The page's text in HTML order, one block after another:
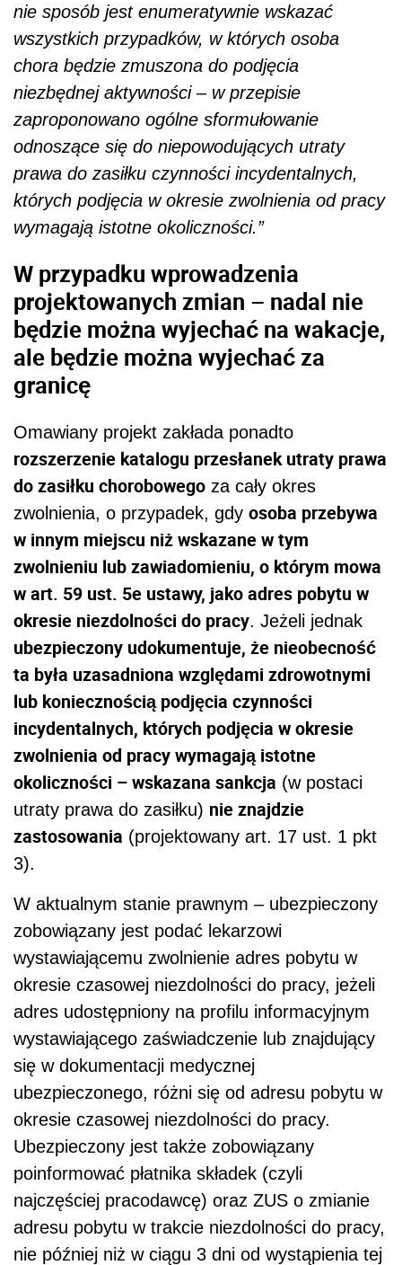
nie sposób jest enumeratywnie wskazać
wszystkich przypadków, w których osoba
chora będzie zmuszona do podjęcia
niezbędnej aktywności – w przepisie
zaproponowano ogólne sformułowanie
odnoszące się do niepowodujących utraty
prawa do zasiłku czynności incydentalnych,
których podjęcia w okresie zwolnienia od pracy
wymagają istotne okoliczności.”
W przypadku wprowadzenia
projektowanych zmian – nadal nie
będzie można wyjechać na wakacje,
ale będzie można wyjechać za
granicę
Omawiany projekt zakłada ponadto
rozszerzenie katalogu przesłanek utraty prawa
do zasiłku chorobowego za cały okres
zwolnienia, o przypadek, gdy osoba przebywa
w innym miejscu niż wskazane w tym
zwolnieniu lub zawiadomieniu, o którym mowa
w art. 59 ust. 5e ustawy, jako adres pobytu w
okresie niezdolności do pracy. Jeżeli jednak
ubezpieczony udokumentuje, że nieobecność
ta była uzasadniona względami zdrowotnymi
lub koniecznością podjęcia czynności
incydentalnych, których podjęcia w okresie
zwolnienia od pracy wymagają istotne
okoliczności – wskazana sankcja (w postaci
utraty prawa do zasiłku) nie znajdzie
zastosowania (projektowany art. 17 ust. 1 pkt
3).
W aktualnym stanie prawnym – ubezpieczony
zobowiązany jest podać lekarzowi
wystawiającemu zwolnienie adres pobytu w
okresie czasowej niezdolności do pracy, jeżeli
adres udostępniony na profilu informacyjnym
wystawiającego zaświadczenie lub znajdujący
się w dokumentacji medycznej
ubezpieczonego, różni się od adresu pobytu w
okresie czasowej niezdolności do pracy.
Ubezpieczony jest także zobowiązany
poinformować płatnika składek (czyli
najczęściej pracodawcę) oraz ZUS o zmianie
adresu pobytu w trakcie niezdolności do pracy,
nie później niż w ciągu 3 dni od wystąpienia tej